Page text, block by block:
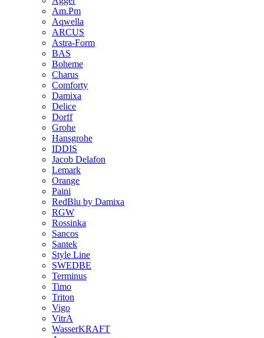
Am.Pm
Aqwella
ARCUS
Astra-Form
BAS
Boheme
Charus
Comforty
Damixa
Delice
Dorff
Grohe
Hansgrohe
IDDIS
Jacob Delafon
Lemark
Orange
Paini
RedBlu by Damixa
RGW
Rossinka
Sancos
Santek
Style Line
SWEDBE
Terminus
Timo
Triton
Vigo
VitrA
WasserKRAFT